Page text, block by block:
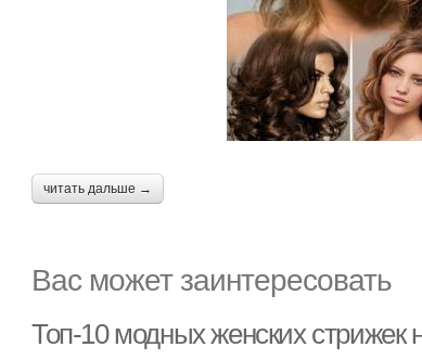
читать дальше →
Вас может заинтересовать
Топ-10 модных женских стрижек